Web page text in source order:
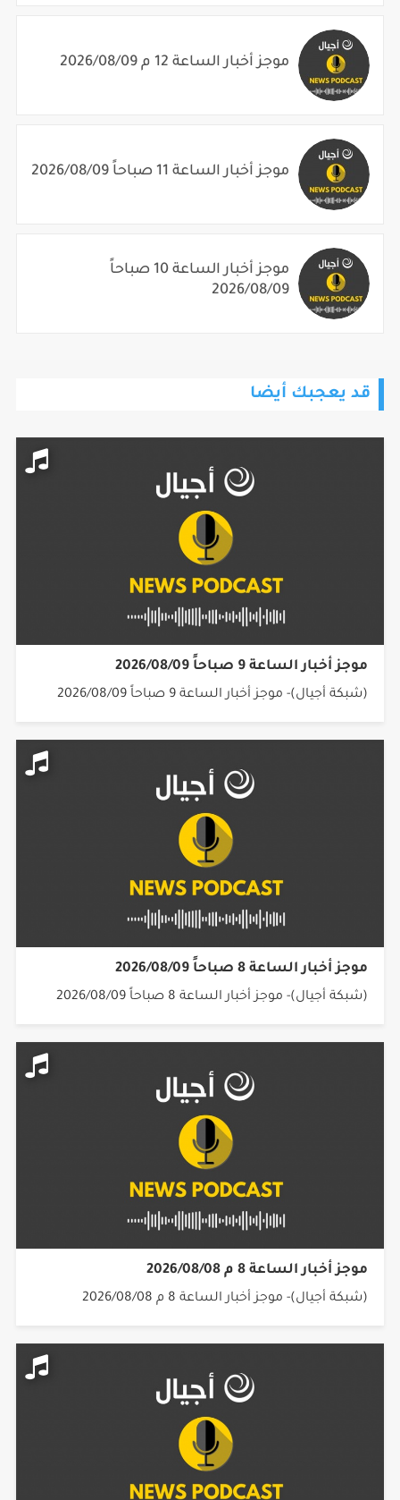
موجز أخبار الساعة 12 م 2026/08/09
موجز أخبار الساعة 11 صباحاً 2026/08/09
موجز أخبار الساعة 10 صباحاً
2026/08/09
قد يعجبك أيضا
موجز أخبار الساعة 9 صباحاً 2026/08/09
(شبكة أجيال)- موجز أخبار الساعة 9 صباحاً 2026/08/09
موجز أخبار الساعة 8 صباحاً 2026/08/09
(شبكة أجيال)- موجز أخبار الساعة 8 صباحاً 2026/08/09
موجز أخبار الساعة 8 م 2026/08/08
(شبكة أجيال)- موجز أخبار الساعة 8 م 2026/08/08